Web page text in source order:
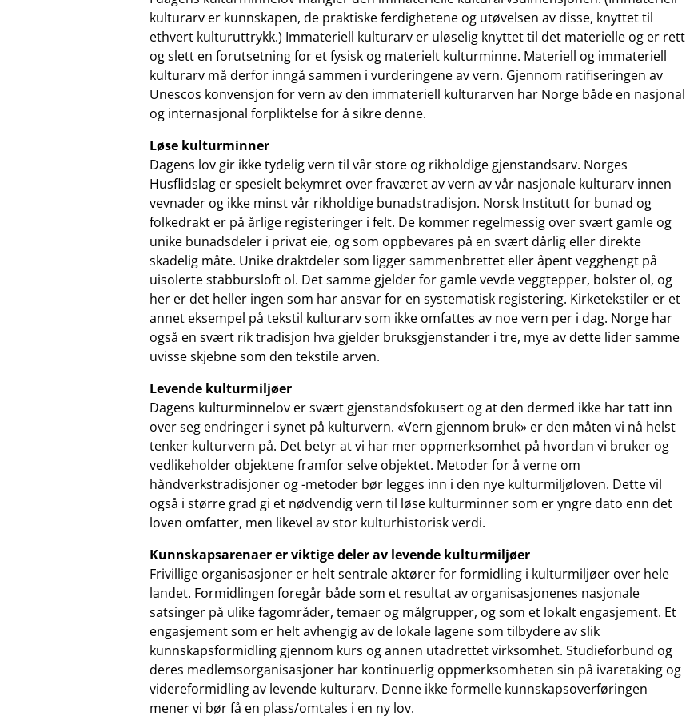
kulturarv er kunnskapen, de praktiske ferdighetene og utøvelsen av disse, knyttet til
ethvert kulturuttrykk.) Immateriell kulturarv er uløselig knyttet til det materielle og er rett
og slett en forutsetning for et fysisk og materielt kulturminne. Materiell og immateriell
kulturarv må derfor inngå sammen i vurderingene av vern. Gjennom ratifiseringen av
Unescos konvensjon for vern av den immateriell kulturarven har Norge både en nasjonal
og internasjonal forpliktelse for å sikre denne.
Løse kulturminner
Dagens lov gir ikke tydelig vern til vår store og rikholdige gjenstandsarv. Norges
Husflidslag er spesielt bekymret over fraværet av vern av vår nasjonale kulturarv innen
vevnader og ikke minst vår rikholdige bunadstradisjon. Norsk Institutt for bunad og
folkedrakt er på årlige registeringer i felt. De kommer regelmessig over svært gamle og
unike bunadsdeler i privat eie, og som oppbevares på en svært dårlig eller direkte
skadelig måte. Unike draktdeler som ligger sammenbrettet eller åpent vegghengt på
uisolerte stabbursloft ol. Det samme gjelder for gamle vevde veggtepper, bolster ol, og
her er det heller ingen som har ansvar for en systematisk registering. Kirketekstiler er et
annet eksempel på tekstil kulturarv som ikke omfattes av noe vern per i dag. Norge har
også en svært rik tradisjon hva gjelder bruksgjenstander i tre, mye av dette lider samme
uvisse skjebne som den tekstile arven.
Levende kulturmiljøer
Dagens kulturminnelov er svært gjenstandsfokusert og at den dermed ikke har tatt inn
over seg endringer i synet på kulturvern. «Vern gjennom bruk» er den måten vi nå helst
tenker kulturvern på. Det betyr at vi har mer oppmerksomhet på hvordan vi bruker og
vedlikeholder objektene framfor selve objektet. Metoder for å verne om
håndverkstradisjoner og -metoder bør legges inn i den nye kulturmiljøloven. Dette vil
også i større grad gi et nødvendig vern til løse kulturminner som er yngre dato enn det
loven omfatter, men likevel av stor kulturhistorisk verdi.
Kunnskapsarenaer er viktige deler av levende kulturmiljøer
Frivillige organisasjoner er helt sentrale aktører for formidling i kulturmiljøer over hele
landet. Formidlingen foregår både som et resultat av organisasjonenes nasjonale
satsinger på ulike fagområder, temaer og målgrupper, og som et lokalt engasjement. Et
engasjement som er helt avhengig av de lokale lagene som tilbydere av slik
kunnskapsformidling gjennom kurs og annen utadrettet virksomhet. Studieforbund og
deres medlemsorganisasjoner har kontinuerlig oppmerksomheten sin på ivaretaking og
videreformidling av levende kulturarv. Denne ikke formelle kunnskapsoverføringen
mener vi bør få en plass/omtales i en ny lov.